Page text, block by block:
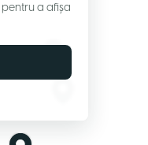
a afișa